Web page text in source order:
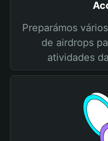
Preparámos
de airdrops
atividades